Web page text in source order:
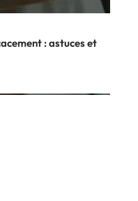
: astuces et